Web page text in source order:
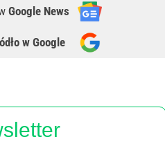
Google News
w Google